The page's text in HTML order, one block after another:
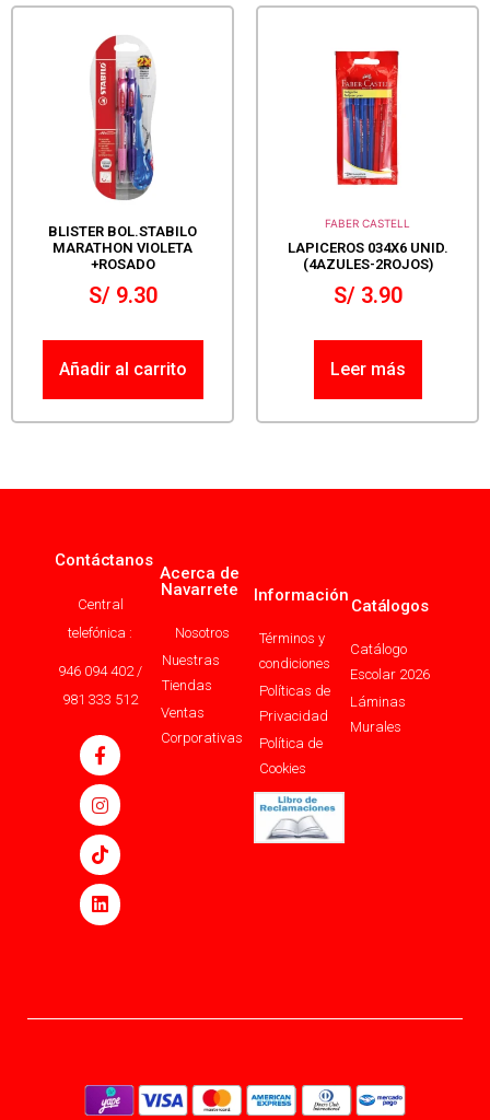
BLISTER BOL.STABILO
MARATHON VIOLETA
+ROSADO
S/9.30
Añadir al carrito
FABER CASTELL
LAPICEROS 034X6 UNID.
(4AZULES-2ROJOS)
S/3.90
Leer más
Contáctanos
Central
telefónica :
946 094 402 /
981 333 512
Acerca de
Navarrete
Nosotros
Nuestras
Tiendas
Ventas
Corporativas
Información
Términos y
condiciones
Políticas de
Privacidad
Política de
Cookies
Catálogos
Catálogo
Escolar 2026
Láminas
Murales